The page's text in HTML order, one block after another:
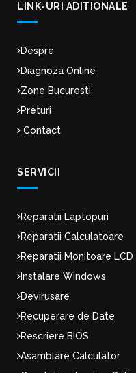
LINK-URI ADITIONALE
Despre
Diagnoza Online
Zone Bucuresti
Preturi
Contact
SERVICII
Reparatii Laptopuri
Reparatii Calculatoare
Reparatii Monitoare LCD
Instalare Windows
Devirusare
Recuperare de Date
Rescriere BIOS
Asamblare Calculator